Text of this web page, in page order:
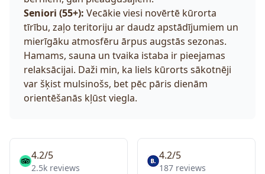
Seniori (55+): Vecākie viesi novērtē kūrorta
tīrību, zaļo teritoriju ar daudz apstādījumiem un
mierīgāku atmosfēru ārpus augstās sezonas.
Hamams, sauna un tvaika istaba ir pieejamas
relaksācijai. Daži min, ka liels kūrorts sākotnēji
var šķist mulsinošs, bet pēc pāris dienām
orientēšanās kļūst viegla.
4.2/5
2.5k reviews
4.2/5
187 reviews